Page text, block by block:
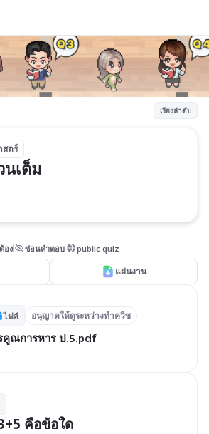
เรียงลำดับ
ตร์
นเต็ม
อง ซ่อนคำตอบ public quiz
แผ่นงาน
ไฟล์ อนุญาตให้ดูระหว่างทำควิซ
ณการหาร ป.5.pdf
คือข้อใด